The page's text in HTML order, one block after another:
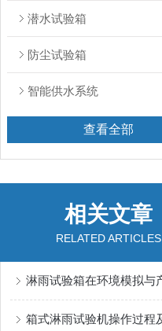
潜水试验箱
防尘试验箱
智能供水系统
查看全部
相关文章
RELATED ARTICLES